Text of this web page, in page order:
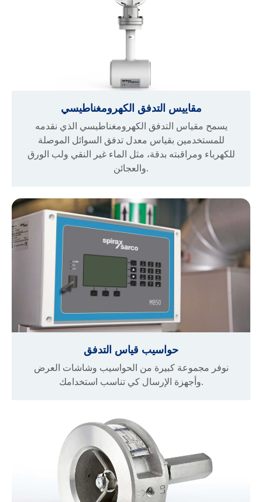
مقاييس التدفق الكهرومغناطيسي
يسمح مقياس التدفق الكهرومغناطيسي الذي نقدمه
للمستخدمين بقياس معدل تدفق السوائل الموصلة
للكهرباء ومراقبته بدقة، مثل الماء غير النقي ولب الورق
والعجائن.
حواسيب قياس التدفق
نوفر مجموعة كبيرة من الحواسيب وشاشات العرض
وأجهزة الإرسال كي تناسب استخدامك.